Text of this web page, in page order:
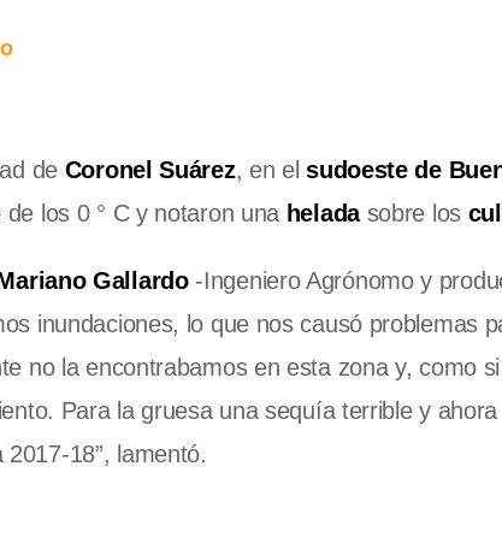
de Coronel Suárez, en el sudoeste de
los 0 ° C y notaron una heladasobre los
Gallardo-Ingeniero Agrónomo y
inundaciones, lo que nos causó problemas
no la encontrabamos en esta zona y, como
Para la gruesa una sequía terrible y
18”, lamentó.